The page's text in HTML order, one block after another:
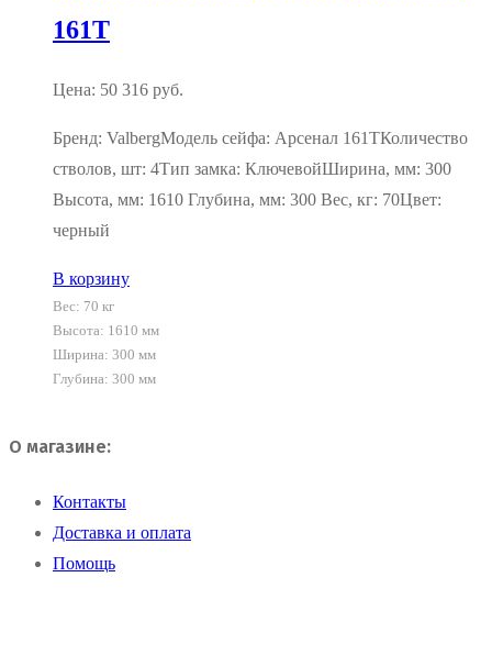
161T
Цена: 50 316 руб.
Бренд: ValbergМодель сейфа: Арсенал 161TКоличество
стволов, шт: 4Тип замка: КлючевойШирина, мм: 300
Высота, мм: 1610 Глубина, мм: 300 Вес, кг: 70Цвет:
черный
В корзину
Вес: 70 кг
Высота: 1610 мм
Ширина: 300 мм
Глубина: 300 мм
О магазине:
Контакты
Доставка и оплата
Помощь